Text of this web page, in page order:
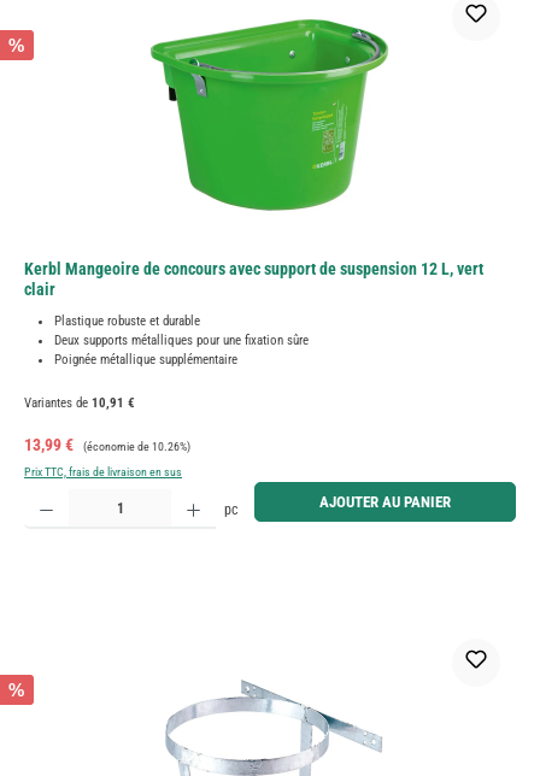
%
Kerbl Mangeoire de concours avec support de suspension 12 L, vert
clair
Plastique robuste et durable
Deux supports métalliques pour une fixation sûre
Poignée métallique supplémentaire
Variantes de 10,91 €
Prix de vente :
13,99 € Prix régulier :
(économie de 10.26%)
Prix TTC, frais de livraison en sus
Quantité de produit : Entrez la quantité souhaitée ou utilisez les boutons pour augmenter ou
pc AJOUTER AU PANIER
%